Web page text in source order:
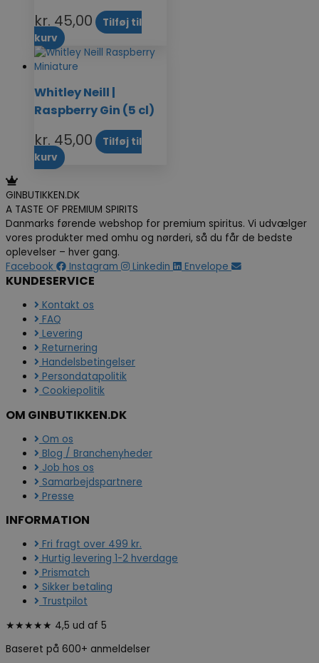
kr. 45,00
Tilføj til
kurv
Whitley Neill |
Raspberry Gin (5 cl)
kr. 45,00
Tilføj til
kurv
GINBUTIKKEN.DK
A TASTE OF PREMIUM SPIRITS
Danmarks førende webshop for premium spiritus. Vi udvælger
vores produkter med omhu og nørderi, så du får de bedste
oplevelser – hver gang.
Facebook
Instagram Linkedin Envelope
KUNDESERVICE
Kontakt os
FAQ
Levering
Returnering
Handelsbetingelser
Persondatapolitik
Cookiepolitik
OM GINBUTIKKEN.DK
Om os
Blog / Branchenyheder
Job hos os
Samarbejdspartnere
Presse
INFORMATION
Fri fragt over 499 kr.
Hurtig levering 1-2 hverdage
Prismatch
Sikker betaling
Trustpilot
★★★★★ 4,5 ud af 5
Baseret på 600+ anmeldelser